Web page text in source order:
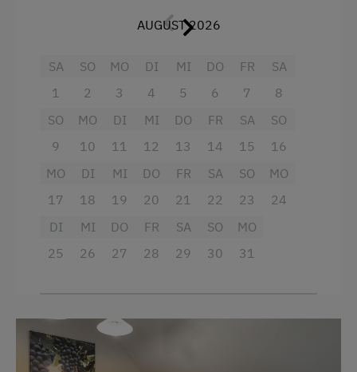
Ausstattung
4 Plattenherd
Radio
Aussicht auf eine Berglandschaft
Backofen
Getränkeerwerb im Haus
Gitterbett
AUGUST 2026
SA
1
SO
2
MO
3
DI
4
MI
5
DO
6
FR
7
SA
8
SO
9
MO
10
DI
11
MI
12
DO
13
FR
14
SA
15
SO
16
MO
17
DI
18
MI
19
DO
20
FR
21
SA
22
SO
23
MO
24
DI
25
MI
26
DO
27
FR
28
SA
29
SO
30
MO
31